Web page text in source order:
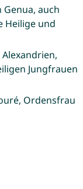
auch
Heilige und
Jungfrauen
Ordensfrau